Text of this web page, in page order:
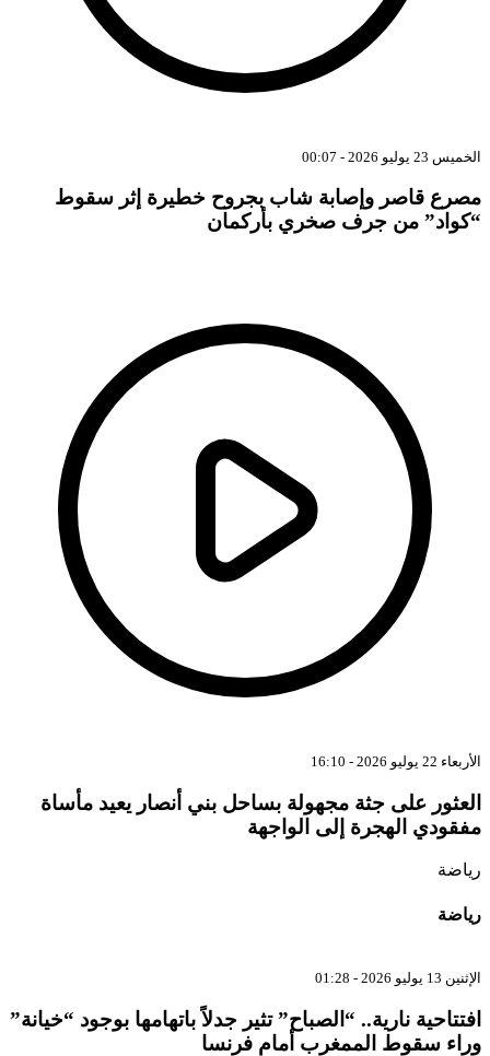
الخميس 23 يوليو 2026 - 00:07
مصرع قاصر وإصابة شاب بجروح خطيرة إثر سقوط
“كواد” من جرف صخري بأركمان
الأربعاء 22 يوليو 2026 - 16:10
العثور على جثة مجهولة بساحل بني أنصار يعيد مأساة
مفقودي الهجرة إلى الواجهة
رياضة
رياضة
الإثنين 13 يوليو 2026 - 01:28
افتتاحية نارية.. “الصباح” تثير جدلاً باتهامها بوجود “خيانة”
وراء سقوط الممغرب أمام فرنسا